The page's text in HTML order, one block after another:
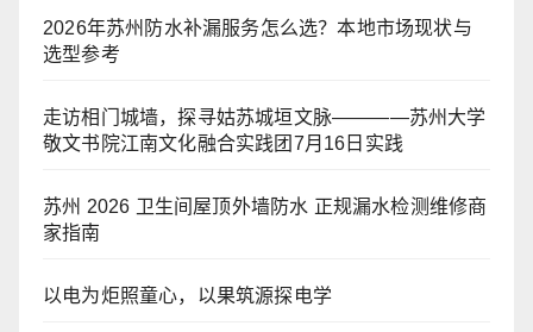
2026年苏州防水补漏服务怎么选？本地市场现状与
选型参考
走访相门城墙，探寻姑苏城垣文脉————苏州大学
敬文书院江南文化融合实践团7月16日实践
苏州 2026 卫生间屋顶外墙防水 正规漏水检测维修商
家指南
以电为炬照童心，以果筑源探电学